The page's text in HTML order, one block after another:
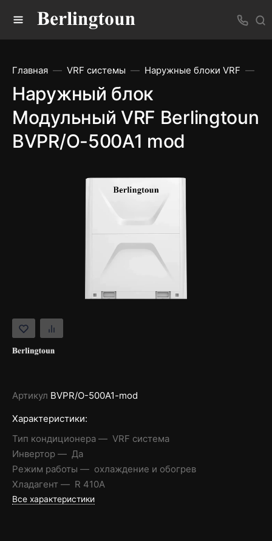
Главная VRF системы Наружные блоки VRF
Наружный блок
Модульный VRF Berlingtoun
BVPR/O-500A1 mod
Артикул BVPR/O-500A1-mod
Характеристики:
Тип кондиционера
VRF система
Инвертор
Да
Режим работы
охлаждение и обогрев
Хладагент
R 410A
Все характеристики